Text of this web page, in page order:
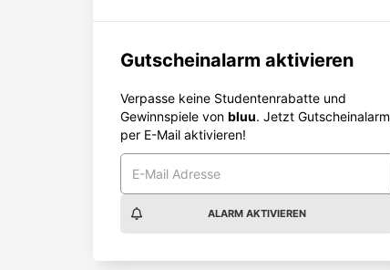
Gutscheinalarm aktivieren
Verpasse keine Studentenrabatte und
Gewinnspiele von bluu. Jetzt Gutscheinalarm
per E-Mail aktivieren!
ALARM AKTIVIEREN